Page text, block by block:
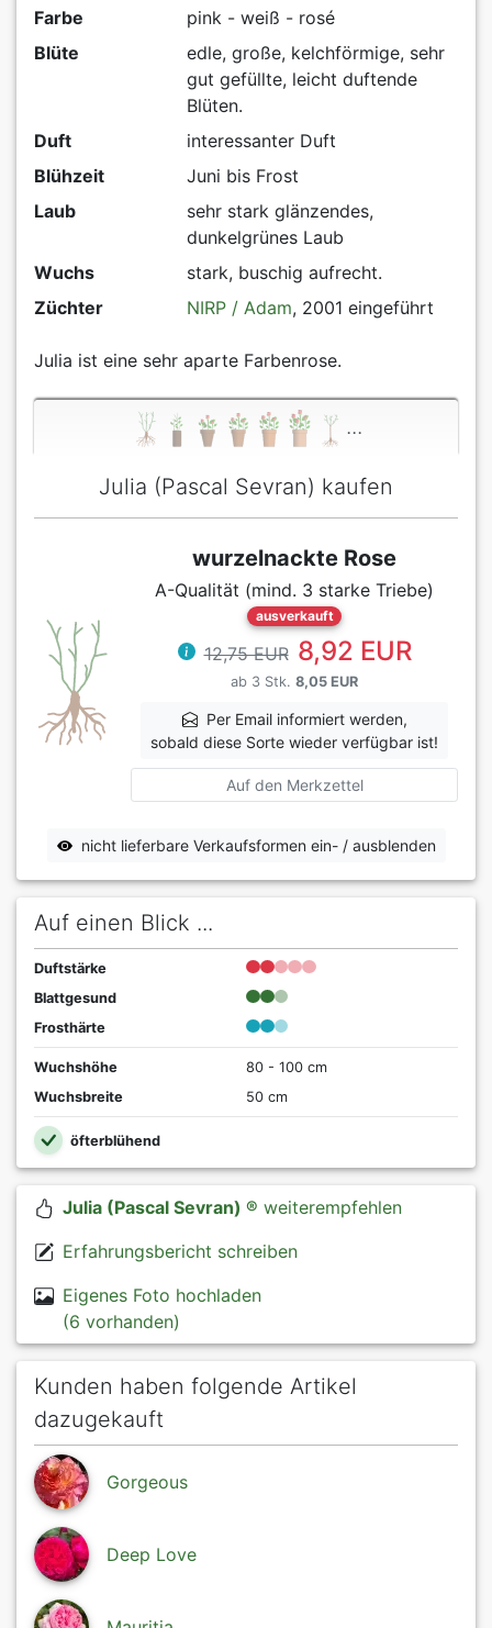
Farbe
pink - weiß - rosé
Blüte
edle, große, kelchförmige, sehr
gut gefüllte, leicht duftende
Blüten.
Duft
interessanter Duft
Blühzeit
Juni bis Frost
Laub
sehr stark glänzendes,
dunkelgrünes Laub
Wuchs
stark, buschig aufrecht.
Züchter
NIRP / Adam, 2001 eingeführt
Julia ist eine sehr aparte Farbenrose.
...
Julia (Pascal Sevran) kaufen
wurzelnackte Rose
A-Qualität (mind. 3 starke Triebe)
ausverkauft
12,75 EUR 8,92 EUR
ab 3 Stk. 8,05 EUR
Per Email informiert werden,
sobald diese Sorte wieder verfügbar ist!
Auf den Merkzettel
nicht lieferbare Verkaufsformen ein- / ausblenden
Auf einen Blick ...
Duftstärke
Blattgesund
Frosthärte
Wuchshöhe
80 - 100 cm
Wuchsbreite
50 cm
öfterblühend
Julia (Pascal Sevran) ® weiterempfehlen
Erfahrungsbericht schreiben
Eigenes Foto hochladen
(6 vorhanden)
Kunden haben folgende Artikel
dazugekauft
Gorgeous
Deep Love